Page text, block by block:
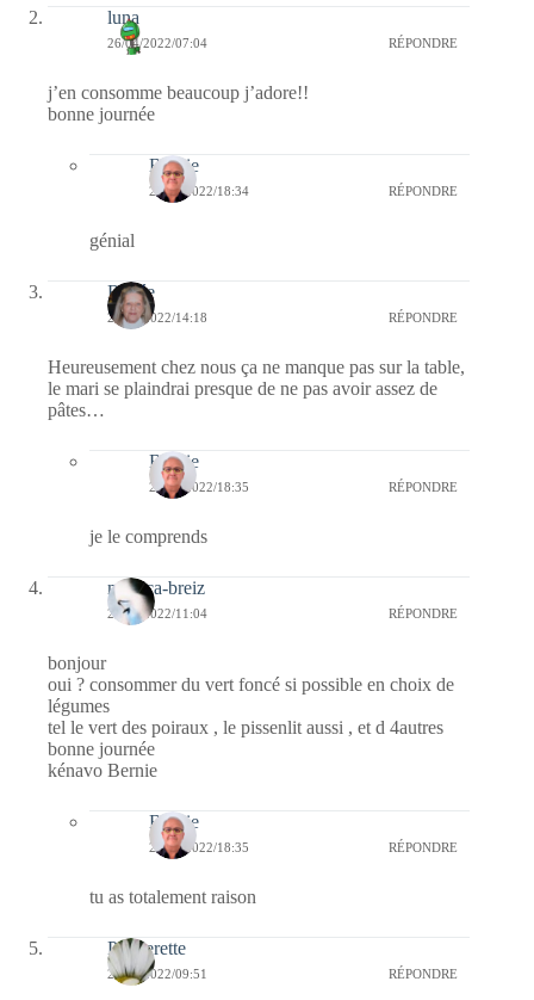
luna
26/04/2022/07:04 RÉPONDRE
j’en consomme beaucoup j’adore!!
bonne journée
Bernie
28/04/2022/18:34 RÉPONDRE
génial
Renée
25/04/2022/14:18 RÉPONDRE
Heureusement chez nous ça ne manque pas sur la table,
le mari se plaindrai presque de ne pas avoir assez de
pâtes…
Bernie
28/04/2022/18:35 RÉPONDRE
je le comprends
monica-breiz
25/04/2022/11:04 RÉPONDRE
bonjour
oui ? consommer du vert foncé si possible en choix de
légumes
tel le vert des poiraux , le pissenlit aussi , et d 4autres
bonne journée
kénavo Bernie
Bernie
28/04/2022/18:35 RÉPONDRE
tu as totalement raison
Paquerette
25/04/2022/09:51 RÉPONDRE